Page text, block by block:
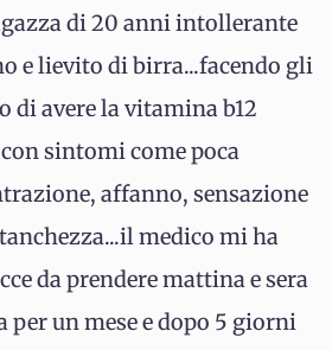
di 20 anni intollerante
e lievito di birra...facendo gli
di avere la vitamina b12
sintomi come poca
affanno, sensazione
medico mi ha
da prendere mattina e sera
per un mese e dopo 5 giorni